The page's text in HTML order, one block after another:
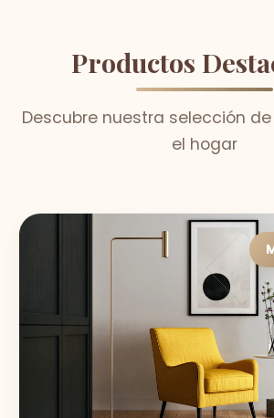
Productos
Descubre nuestra selección
el hogar